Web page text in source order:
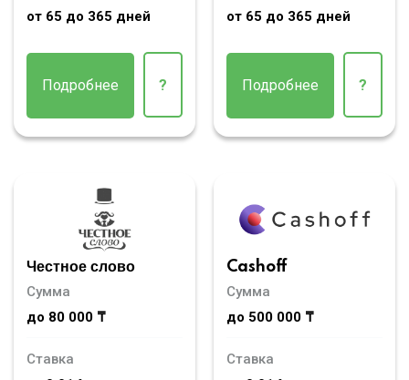
от 65 до 365 дней
Подробнее ?
от 65 до 365 дней
Подробнее ?
Честное слово
Сумма
до 80 000 ₸
Ставка
Cashoff
Сумма
до 500 000 ₸
Ставка